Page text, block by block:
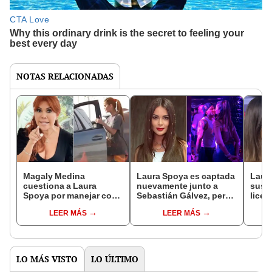
NOTAS RELACIONADAS
Magaly Medina
cuestiona a Laura
Spoya por manejar con
compara con
empresaria trujillana:
lo mismo"
LEER MÁS
Laura Spoya es captada
nuevamente junto a
Sebastián Gálvez, pero
ser IA”LEER MÁS
LO MÁS VISTO LO ÚLTIMO